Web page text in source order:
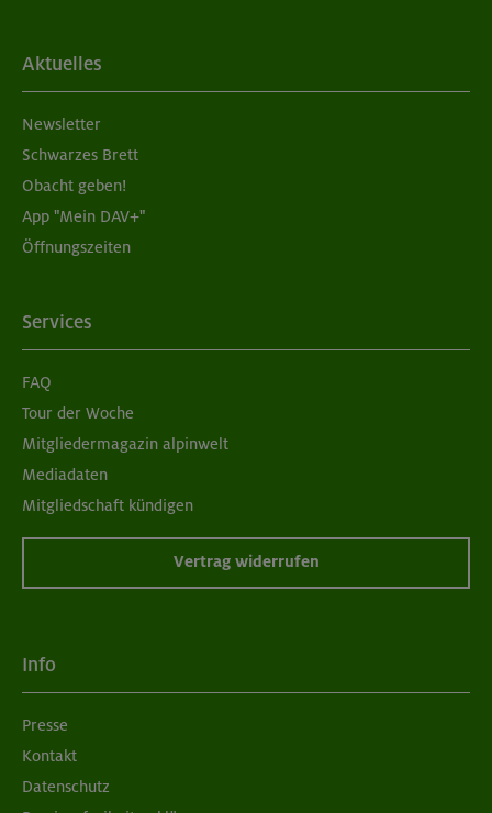
Aktuelles
Newsletter
Schwarzes Brett
Obacht geben!
App "Mein DAV+"
Öffnungszeiten
Services
FAQ
Tour der Woche
Mitgliedermagazin alpinwelt
Mediadaten
Mitgliedschaft kündigen
Vertrag widerrufen
Info
Presse
Kontakt
Datenschutz